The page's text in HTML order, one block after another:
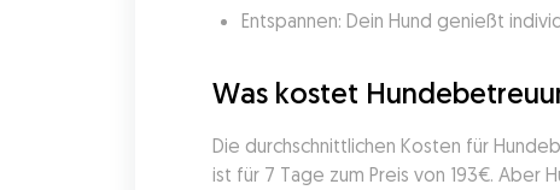
Entspannen: Dein Hund genießt
Was kostet
Die durchschnittlichen Kosten für
ist für 7 Tage zum Preis von 193€.